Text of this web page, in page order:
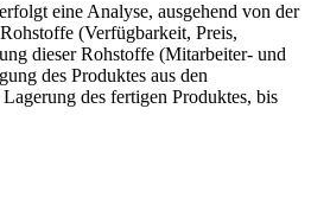
eine Analyse, ausgehend von der
(Verfügbarkeit, Preis,
dieser Rohstoffe (Mitarbeiter- und
des Produktes aus den
des fertigen Produktes, bis